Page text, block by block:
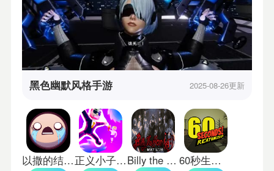
黑色幽默风格手游 2025-08-26更新
以撒的结合手机版 正义小子单机版 Billy the Hero 60秒生存避难所重制版